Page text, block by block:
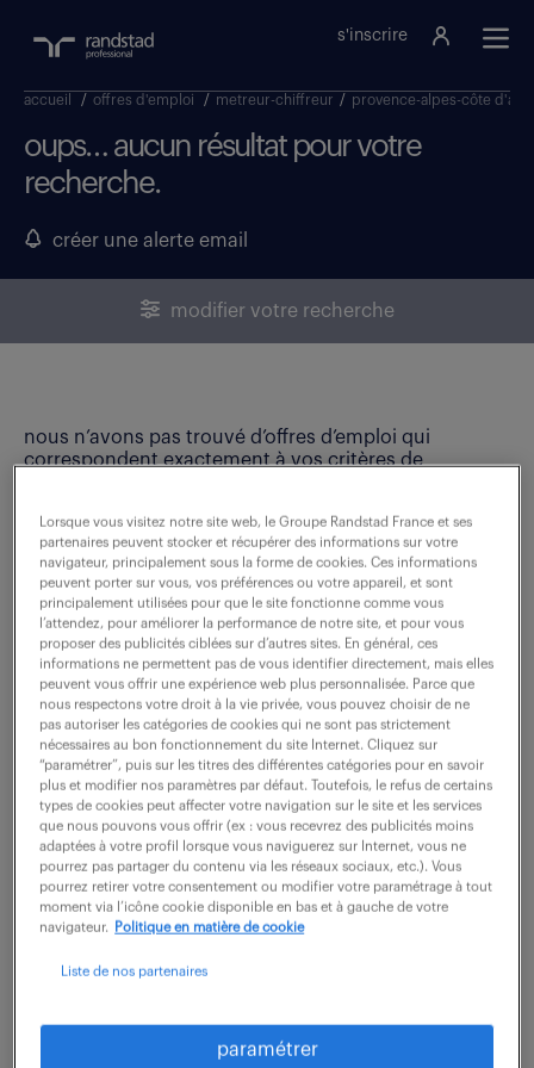
s'inscrire
accueil / offres d'emploi / metreur-chiffreur / provence-alpes-côte
oups… aucun résultat pour votre
recherche.
créer une alerte email
modifier votre recherche
nous n’avons pas trouvé d’offres d’emploi qui
correspondent exactement à vos critères de
ne ratez aucune
opportunité.
recevez chaque semaine par mail les offres qui
correspondent à votre dernière recherche.
créer une alerte
partagez-nous
Lorsque vous visitez notre site web, le Groupe Randstad France et ses
partenaires peuvent stocker et récupérer des informations sur votre
navigateur, principalement sous la forme de cookies. Ces informations
peuvent porter sur vous, vos préférences ou votre appareil, et sont
principalement utilisées pour que le site fonctionne comme vous
l’attendez, pour améliorer la performance de notre site, et pour vous
proposer des publicités ciblées sur d’autres sites. En général, ces
informations ne permettent pas de vous identifier directement, mais elles
peuvent vous offrir une expérience web plus personnalisée. Parce que
nous respectons votre droit à la vie privée, vous pouvez choisir de ne
pas autoriser les catégories de cookies qui ne sont pas strictement
nécessaires au bon fonctionnement du site Internet. Cliquez sur
“paramétrer”, puis sur les titres des différentes catégories pour en savoir
plus et modifier nos paramètres par défaut. Toutefois, le refus de certains
types de cookies peut affecter votre navigation sur le site et les services
que nous pouvons vous offrir (ex : vous recevrez des publicités moins
adaptées à votre profil lorsque vous naviguerez sur Internet, vous ne
pourrez pas partager du contenu via les réseaux sociaux, etc.). Vous
pourrez retirer votre consentement ou modifier votre paramétrage à tout
moment via l’icône cookie disponible en bas et à gauche de votre
navigateur.
Politique en matière de cookie
Liste de nos partenaires
paramétrer